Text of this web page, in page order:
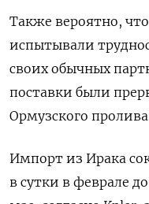
Также вероятно,
испытывали
своих обычных
поставки ​были
Ормузского
Импорт из Ирака
в сутки в феврале